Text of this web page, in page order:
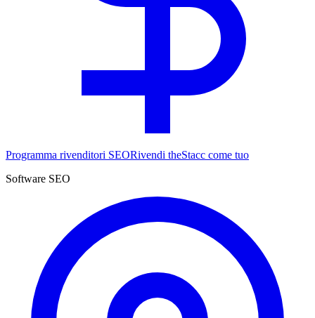
Programma rivenditori SEORivendi theStacc come tuo
Software SEO